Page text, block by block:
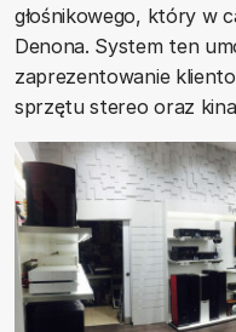
głośnikowego, który w
Denona. System ten
zaprezentowanie
sprzętu stereo oraz